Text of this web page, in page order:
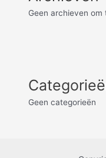
Geen archieven om
Geen categorieën